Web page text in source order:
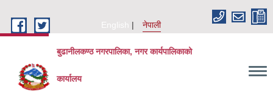
English
नेपाली
बुढानीलकण्ठ नगरपालिका, नगर कार्यपालिकाको
कार्यालय